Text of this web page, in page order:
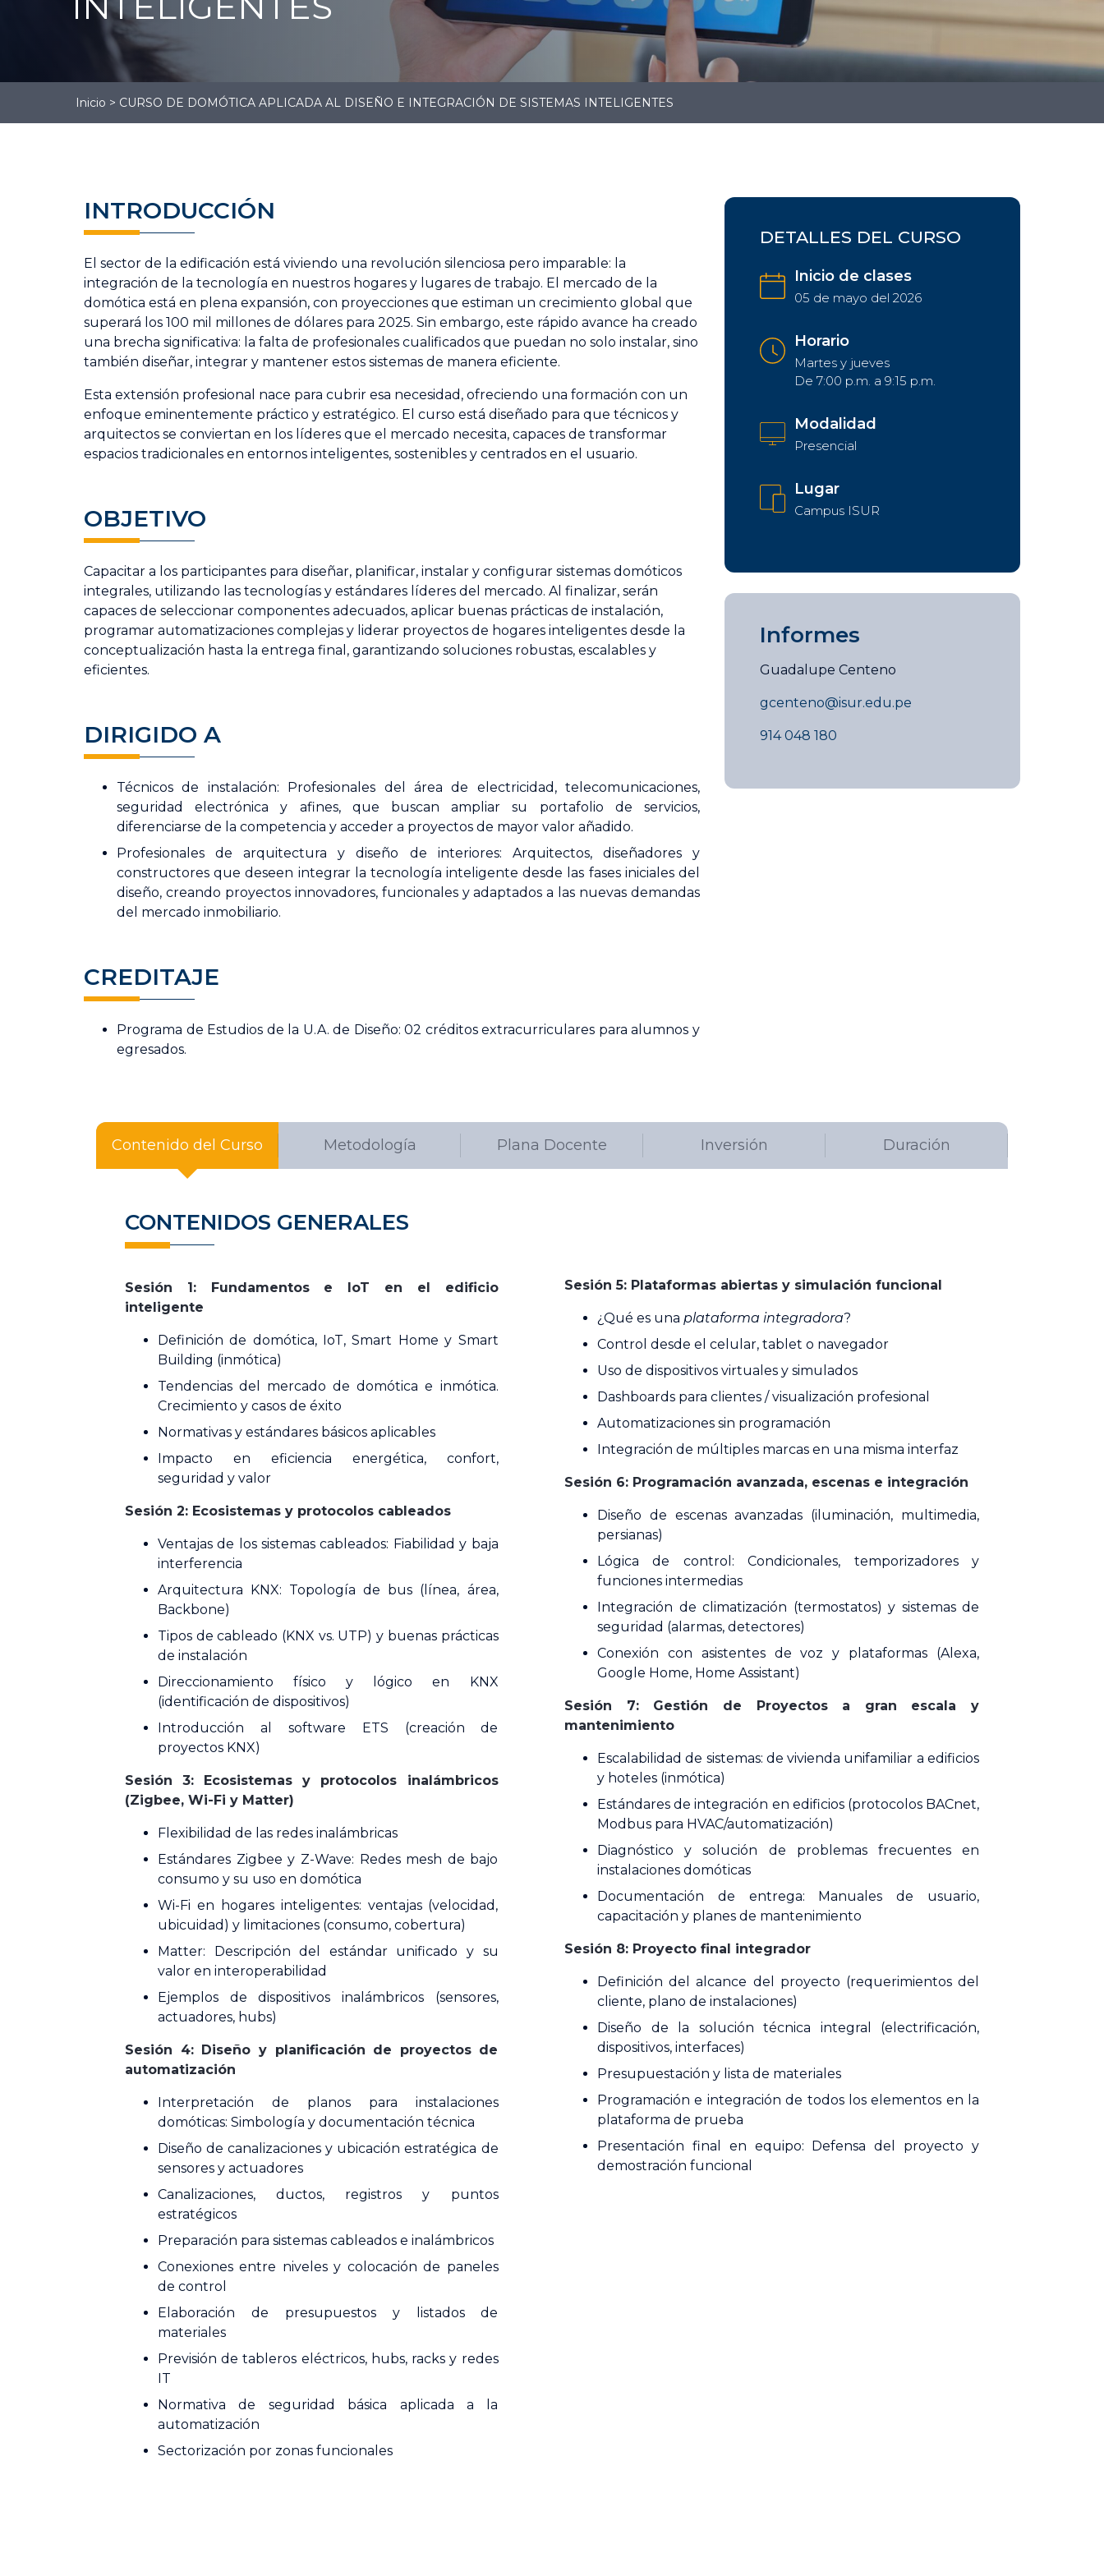
Gestión
Administrativa
Gestión Logística
Contabilidad
Inicio > CURSO DE DOMÓTICA APLICADA AL DISEÑO E INTEGRACIÓN DE SISTEMAS INTELIGENTES
INTRODUCCIÓN
El sector de la edificación está viviendo una revolución silenciosa pero imparable: la
integración de la tecnología en nuestros hogares y lugares de trabajo. El mercado de la
domótica está en plena expansión, con proyecciones que estiman un crecimiento global que
superará los 100 mil millones de dólares para 2025. Sin embargo, este rápido avance ha creado
una brecha significativa: la falta de profesionales cualificados que puedan no solo instalar, sino
también diseñar, integrar y mantener estos sistemas de manera eficiente.
Esta extensión profesional nace para cubrir esa necesidad, ofreciendo una formación con un
enfoque eminentemente práctico y estratégico. El curso está diseñado para que técnicos y
arquitectos se conviertan en los líderes que el mercado necesita, capaces de transformar
espacios tradicionales en entornos inteligentes, sostenibles y centrados en el usuario.
OBJETIVO
Capacitar a los participantes para diseñar, planificar, instalar y configurar sistemas domóticos
integrales, utilizando las tecnologías y estándares líderes del mercado. Al finalizar, serán
capaces de seleccionar componentes adecuados, aplicar buenas prácticas de instalación,
programar automatizaciones complejas y liderar proyectos de hogares inteligentes desde la
conceptualización hasta la entrega final, garantizando soluciones robustas, escalables y
eficientes.
DIRIGIDO A
Técnicos de instalación: Profesionales del área de electricidad, telecomunicaciones,
seguridad electrónica y afines, que buscan ampliar su portafolio de servicios,
diferenciarse de la competencia y acceder a proyectos de mayor valor añadido.
Profesionales de arquitectura y diseño de interiores: Arquitectos, diseñadores y
constructores que deseen integrar la tecnología inteligente desde las fases iniciales del
diseño, creando proyectos innovadores, funcionales y adaptados a las nuevas demandas
del mercado inmobiliario.
CREDITAJE
Programa de Estudios de la U.A. de Diseño: 02 créditos extracurriculares para alumnos y
egresados.
DETALLES DEL CURSO
Inicio de clases
05 de mayo del 2026
Horario
Martes y jueves
De 7:00 p.m. a 9:15 p.m.
Modalidad
Presencial
Lugar
Campus ISUR
Informes
Guadalupe Centeno
gcenteno@isur.edu.pe
914 048 180
Contenido del Curso Metodología Plana Docente Inversión Duración
CONTENIDOS GENERALES
Sesión 1: Fundamentos e IoT en el edificio
inteligente
Definición de domótica, IoT, Smart Home y Smart
Building (inmótica)
Tendencias del mercado de domótica e inmótica.
Crecimiento y casos de éxito
Normativas y estándares básicos aplicables
Impacto en eficiencia energética, confort,
seguridad y valor
Sesión 2: Ecosistemas y protocolos cableados
Ventajas de los sistemas cableados: Fiabilidad y baja
interferencia
Arquitectura KNX: Topología de bus (línea, área,
Backbone)
Tipos de cableado (KNX vs. UTP) y buenas prácticas
de instalación
Direccionamiento físico y lógico en KNX
(identificación de dispositivos)
Introducción al software ETS (creación de
proyectos KNX)
Sesión 3: Ecosistemas y protocolos inalámbricos
(Zigbee, Wi-Fi y Matter)
Flexibilidad de las redes inalámbricas
Estándares Zigbee y Z-Wave: Redes mesh de bajo
consumo y su uso en domótica
Wi-Fi en hogares inteligentes: ventajas (velocidad,
ubicuidad) y limitaciones (consumo, cobertura)
Matter: Descripción del estándar unificado y su
valor en interoperabilidad
Ejemplos de dispositivos inalámbricos (sensores,
actuadores, hubs)
Sesión 4: Diseño y planificación de proyectos de
automatización
Interpretación de planos para instalaciones
domóticas: Simbología y documentación técnica
Diseño de canalizaciones y ubicación estratégica de
sensores y actuadores
Canalizaciones, ductos, registros y puntos
estratégicos
Preparación para sistemas cableados e inalámbricos
Conexiones entre niveles y colocación de paneles
de control
Elaboración de presupuestos y listados de
materiales
Previsión de tableros eléctricos, hubs, racks y redes
IT
Normativa de seguridad básica aplicada a la
automatización
Sectorización por zonas funcionales
Sesión 5: Plataformas abiertas y simulación funcional
¿Qué es una plataforma integradora?
Control desde el celular, tablet o navegador
Uso de dispositivos virtuales y simulados
Dashboards para clientes / visualización profesional
Automatizaciones sin programación
Integración de múltiples marcas en una misma interfaz
Sesión 6: Programación avanzada, escenas e integración
Diseño de escenas avanzadas (iluminación, multimedia,
persianas)
Lógica de control: Condicionales, temporizadores y
funciones intermedias
Integración de climatización (termostatos) y sistemas de
seguridad (alarmas, detectores)
Conexión con asistentes de voz y plataformas (Alexa,
Google Home, Home Assistant)
Sesión 7: Gestión de Proyectos a gran escala y
mantenimiento
Escalabilidad de sistemas: de vivienda unifamiliar a edificios
y hoteles (inmótica)
Estándares de integración en edificios (protocolos BACnet,
Modbus para HVAC/automatización)
Diagnóstico y solución de problemas frecuentes en
instalaciones domóticas
Documentación de entrega: Manuales de usuario,
capacitación y planes de mantenimiento
Sesión 8: Proyecto final integrador
Definición del alcance del proyecto (requerimientos del
cliente, plano de instalaciones)
Diseño de la solución técnica integral (electrificación,
dispositivos, interfaces)
Presupuestación y lista de materiales
Programación e integración de todos los elementos en la
plataforma de prueba
Presentación final en equipo: Defensa del proyecto y
demostración funcional